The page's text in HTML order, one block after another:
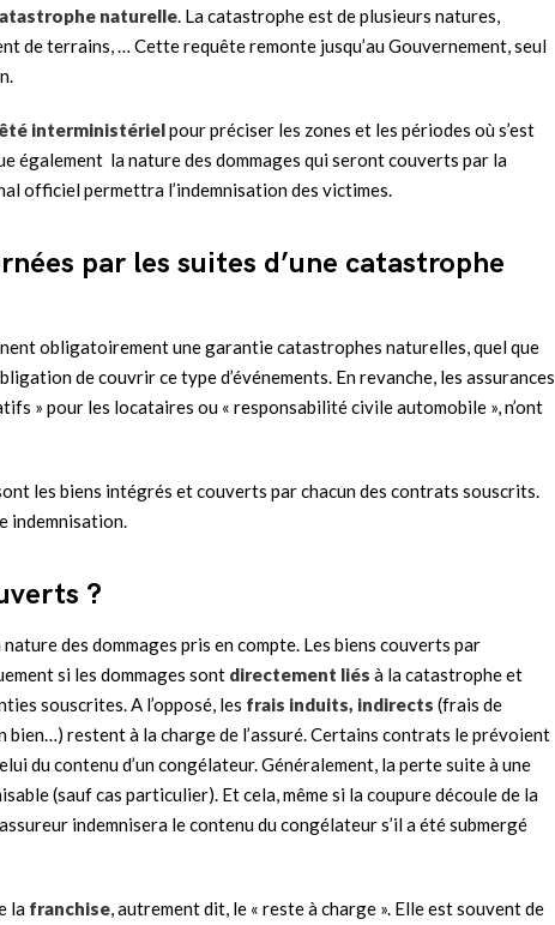
naturelle. La catastrophe est de plusieurs natures,
de terrains, … Cette requête remonte jusqu’au Gouvernement, seul
interministérielpour préciser les zones et les périodes où s’est
également la nature des dommages qui seront couverts par la
officiel permettra l’indemnisation des victimes.
par les suites d’une catastrophe
obligatoirement une garantie catastrophes naturelles, quel que
de couvrir ce type d’événements. En revanche, les assurances
» pour les locataires ou « responsabilité civile automobile », n’ont
les biens intégrés et couverts par chacun des contrats souscrits.
indemnisation.
?
des dommages pris en compte. Les biens couverts par
si les dommages sont directement liés à la catastrophe et
souscrites. A l’opposé, les frais induits, indirects (frais de
bien…) restent à la charge de l’assuré. Certains contrats le prévoient
du contenu d’un congélateur. Généralement, la perte suite à une
(sauf cas particulier). Et cela, même si la coupure découle de la
indemnisera le contenu du congélateur s’il a été submergé
la franchise, autrement dit, le « reste à charge ». Elle est souvent de